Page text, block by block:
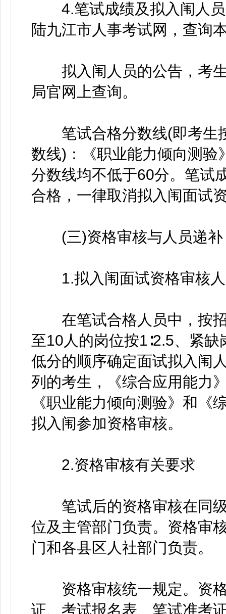
4.笔试成绩及拟入闱人员
陆九江市人事考试网，查询
拟入闱人员的公告，考生
局官网上查询。
笔试合格分数线(即考生
数线)：《职业能力倾向测验
分数线均不低于60分。笔试
合格，一律取消拟入闱面试
(三)资格审核与人员递补
1.拟入闱面试资格审核人
在笔试合格人员中，按招
至10人的岗位按1∶2.5、紧
低分的顺序确定面试拟入闱
列的考生，《综合应用能力
《职业能力倾向测验》和《
拟入闱参加资格审核。
2.资格审核有关要求
笔试后的资格审核在同级
位及主管部门负责。资格审
门和各县区人社部门负责。
资格审核统一规定。资格
证、考试报名表、笔试准考